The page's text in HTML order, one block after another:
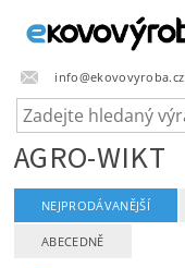
info@ekovovyroba.cz
AGRO-WIKT
NEJPRODÁVANĚJŠÍ
ABECEDNĚ